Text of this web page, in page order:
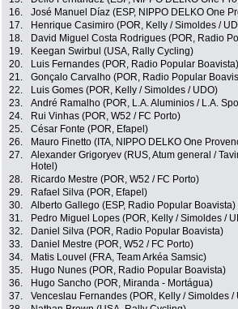
16.
José Manuel Díaz (ESP, NIPPO DELKO One
17.
Henrique Casimiro (POR, Kelly / Simoldes /
18.
David Miguel Costa Rodrigues (POR, Radio
19.
Keegan Swirbul (USA, Rally Cycling)
20.
Luis Fernandes (POR, Radio Popular Boavista)
21.
Gonçalo Carvalho (POR, Radio Popular
22.
Luis Gomes (POR, Kelly / Simoldes / UDO)
23.
André Ramalho (POR, L.A. Aluminios / L.A.
24.
Rui Vinhas (POR, W52 / FC Porto)
25.
César Fonte (POR, Efapel)
26.
Mauro Finetto (ITA, NIPPO DELKO One
27.
Alexander Grigoryev (RUS, Atum general /
Hotel)
28. Ricardo Mestre (POR, W52 / FC Porto)
29.
Rafael Silva (POR, Efapel)
30.
Alberto Gallego (ESP, Radio Popular Boavista)
31.
Pedro Miguel Lopes (POR, Kelly / Simoldes /
32.
Daniel Silva (POR, Radio Popular Boavista)
33.
Daniel Mestre (POR, W52 / FC Porto)
34.
Matis Louvel (FRA, Team Arkéa Samsic)
35.
Hugo Nunes (POR, Radio Popular Boavista)
36.
Hugo Sancho (POR, Miranda - Mortágua)
37.
Venceslau Fernandes (POR, Kelly / Simoldes /